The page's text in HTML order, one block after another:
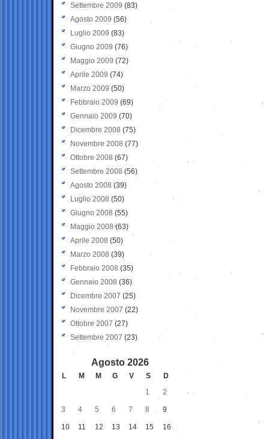
Settembre 2009 (83)
Agosto 2009 (56)
Luglio 2009 (83)
Giugno 2009 (76)
Maggio 2009 (72)
Aprile 2009 (74)
Marzo 2009 (50)
Febbraio 2009 (69)
Gennaio 2009 (70)
Dicembre 2008 (75)
Novembre 2008 (77)
Ottobre 2008 (67)
Settembre 2008 (56)
Agosto 2008 (39)
Luglio 2008 (50)
Giugno 2008 (55)
Maggio 2008(63)
Aprile 2008 (50)
Marzo 2008 (39)
Febbraio 2008 (35)
Gennaio 2008 (36)
Dicembre 2007 (25)
Novembre 2007 (22)
Ottobre 2007 (27)
Settembre 2007 (23)
Agosto 2026
L M M G V S
D
1
2
3 4 5 6 7 8 9
10 11 12 13 14 15 16